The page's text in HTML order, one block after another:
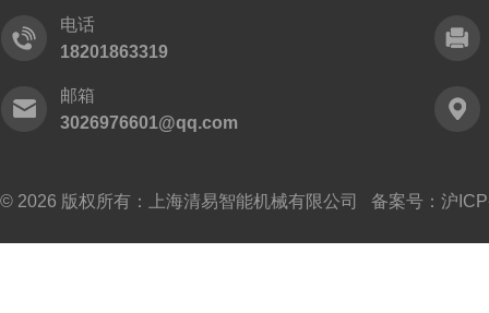
电话
18201863319
邮箱
3026976601@qq.com
© 2026 版权所有：上海清易智能机械有限公司 备案号： 沪